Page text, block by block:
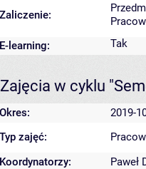
Zaliczenie:
E-learning:
Tak
Zajęcia w cyklu
Okres:
2019-
Typ zajęć:
Koordynatorzy:
Paweł